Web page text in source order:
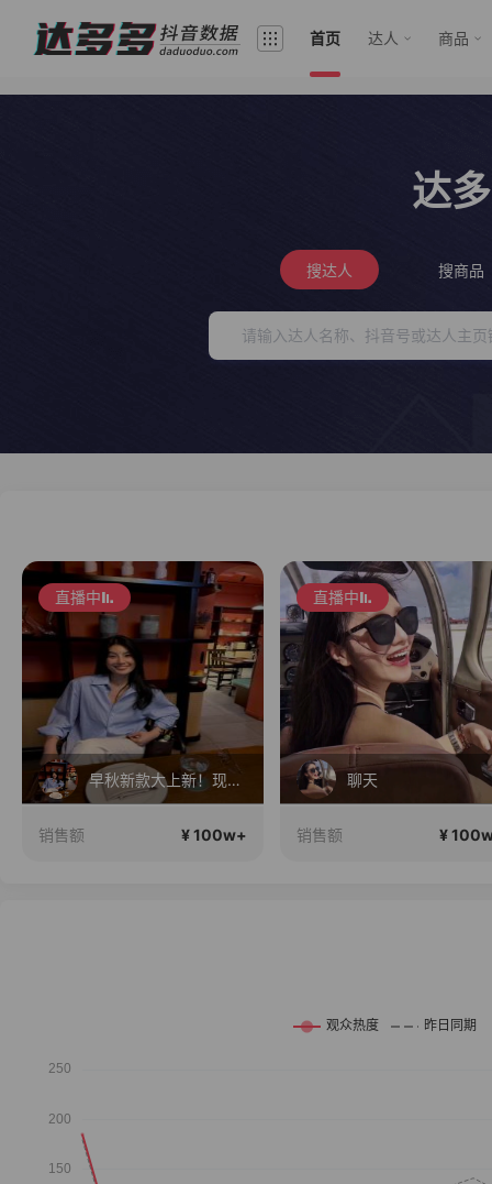
首页 达人 商品
达
搜达人 搜商品
直播中
早秋新款大上新！现现在仓！
销售额 ¥ 100w+
直播中
聊天
销售额 ¥